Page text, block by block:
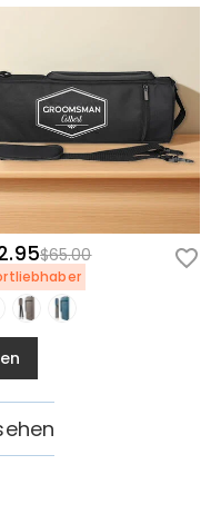
$65.00